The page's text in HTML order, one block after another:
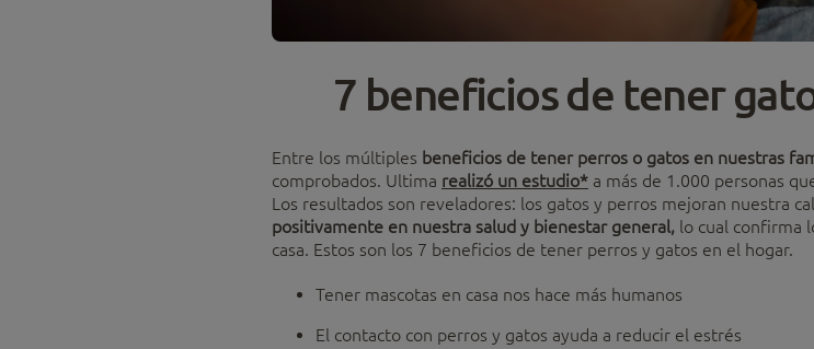
7 beneficios de tener
Entre los múltiples beneficios de tener perros o gatos en nuestras
comprobados. Ultima realizó un estudio* a más de 1.000 personas
Los resultados son reveladores: los gatos y perros mejoran nuestra
positivamente en nuestra salud y bienestar general, lo cual confirma
casa. Estos son los 7 beneficios de tener perros y gatos en el hogar.
Tener mascotas en casa nos hace más humanos
El contacto con perros y gatos ayuda a reducir el estrés